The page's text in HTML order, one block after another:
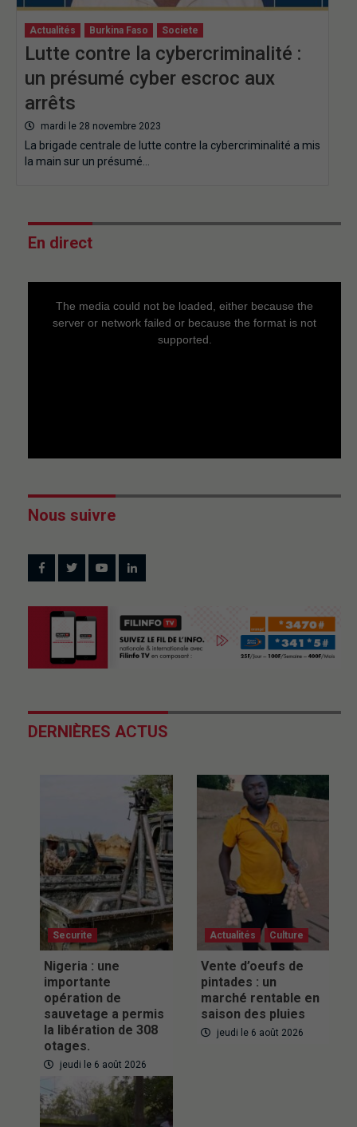
Actualités Burkina Faso Societe
Lutte contre la cybercriminalité :
un présumé cyber escroc aux
arrêts
mardi le 28 novembre 2023
La brigade centrale de lutte contre la cybercriminalité a mis
la main sur un présumé…
En direct
The media could not be loaded, either because the
server or network failed or because the format is not
supported.
Nous suivre
DERNIÈRES ACTUS
Securite
Nigeria : une
importante
opération de
sauvetage a permis
la libération de 308
otages.
jeudi le 6 août 2026
Actualités Culture
Vente d’oeufs de
pintades : un
marché rentable en
saison des pluies
jeudi le 6 août 2026